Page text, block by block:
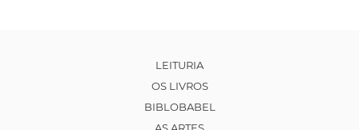
LEITURIA
OS LIVROS
BIBLOBABEL